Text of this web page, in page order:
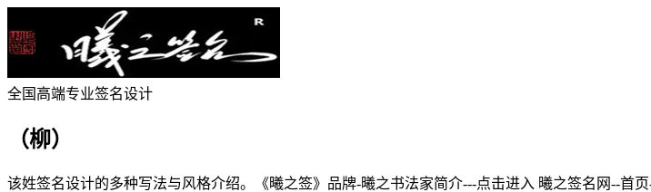
全国高端专业签名设计
（柳）
该姓签名设计的多种写法与风格介绍。 《曦之签》品牌-曦之书法家简介---点击进入 曦之签名网--首